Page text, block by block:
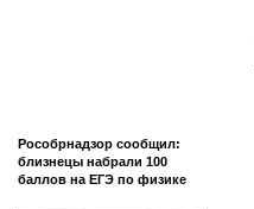
Рособрнадзор сообщил:
близнецы набрали 100
баллов на ЕГЭ по физике